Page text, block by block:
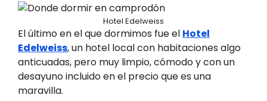
Hotel Edelweiss
El último en el que dormimos fue el Hotel
Edelweiss, un hotel local con habitaciones algo
anticuadas, pero muy limpio, cómodo y con un
desayuno incluido en el precio que es una
maravilla.